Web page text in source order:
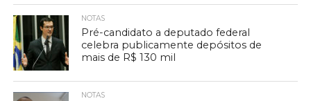
NOTAS
Pré-candidato a deputado federal
celebra publicamente depósitos de
mais de R$ 130 mil
NOTAS